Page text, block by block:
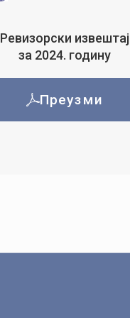
Ревизорски извештај
за 2024. годину
Преузми